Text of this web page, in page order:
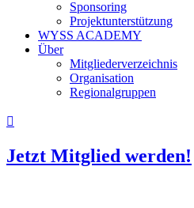
Sponsoring
Projektunterstützung
WYSS ACADEMY
Über
Mitgliederverzeichnis
Organisation
Regionalgruppen

Jetzt Mitglied werden!